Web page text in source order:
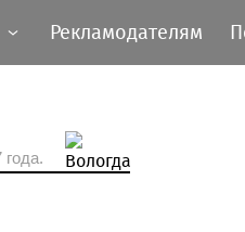
Рекламодателям